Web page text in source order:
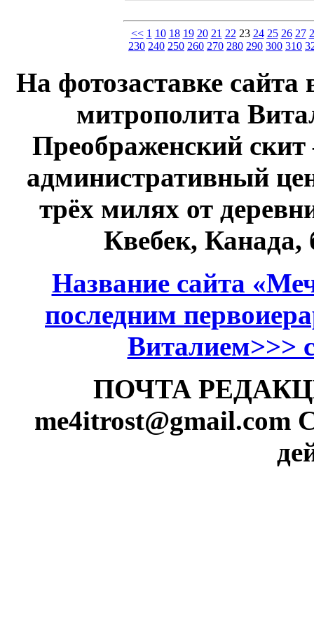
<< 1 10 18 19 20 21 22 23 24 25 26 27
230 240 250 260 270 280 290 300 310
На фотозаставке сайта
митрополита
Преображенский
административный
трёх милях от
Квебек,
Название сайта
последним
Виталием>>>
ПОЧТА
me4itrost@gmail.com